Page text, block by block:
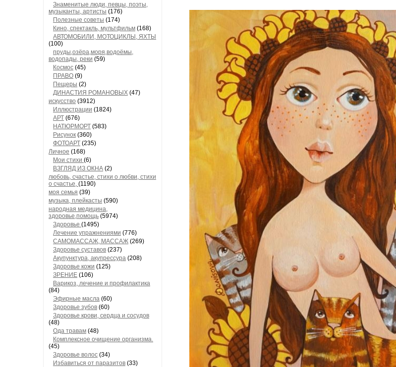
Знаменитые люди, певцы, поэты,
музыканты, артисты (176)
Полезные советы (174)
Кино, спектакль, мультфильм (168)
АВТОМОБИЛИ, МОТОЦИКЛЫ, ЯХТЫ
(100)
пруды,озёра,моря,водоёмы,
водопады, реки (59)
Космос (45)
ПРАВО (9)
Пещеры (2)
ДИНАСТИЯ РОМАНОВЫХ (47)
искусство (3912)
Иллюстрации (1824)
АРТ (676)
НАТЮРМОРТ (583)
Рисунок (360)
ФОТОАРТ (235)
Личное (168)
Мои стихи (6)
ВЗГЛЯД ИЗ ОКНА (2)
любовь, счастье, стихи о любви, стихи
о счастье, (1190)
моя семья (39)
музыка, плейкасты (590)
народная медицина,
здоровье,помощь (5974)
Здоровье (1495)
Лечение упражнениями (776)
САМОМАССАЖ, МАССАЖ (269)
Здоровье суставов (237)
Акупунктура, акупрессура (208)
Здоровье кожи (125)
ЗРЕНИЕ (106)
Варикоз, лечение и профилактика
(84)
Эфирные масла (60)
Здоровье зубов (60)
Здоровье крови, сердца и сосудов
(48)
Ода травам (48)
Комплексное очищение организма.
(45)
Здоровье волос (34)
Избавиться от паразитов (33)